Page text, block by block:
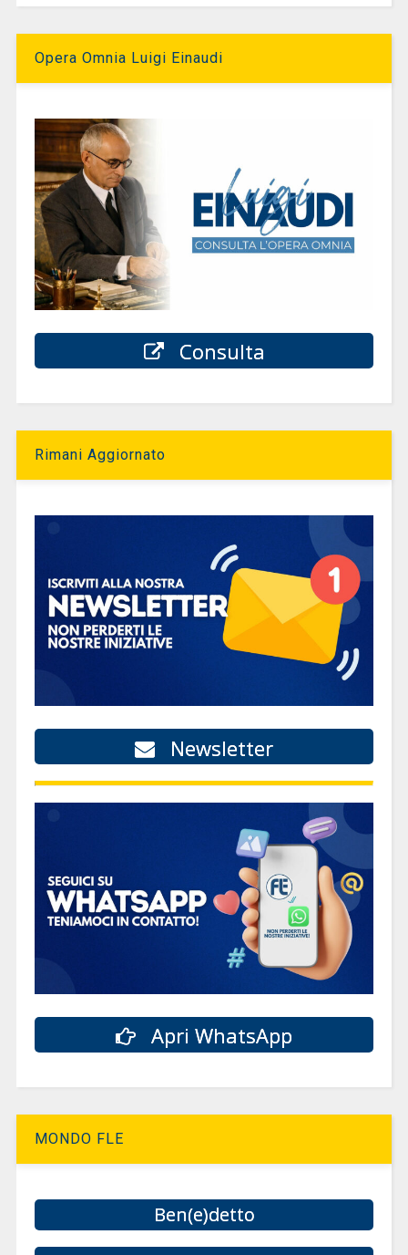
Opera Omnia Luigi Einaudi
Consulta
Rimani Aggiornato
Newsletter
Apri WhatsApp
MONDO FLE
Ben(e)detto